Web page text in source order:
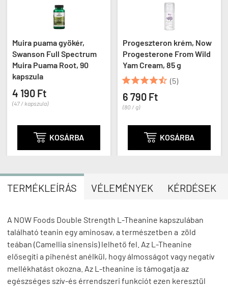
Muira puama gyökér,
Swanson Full Spectrum
Muira Puama Root, 90
kapszula
4 190 Ft
(47 / kapszula)
 KOSÁRBA
Progeszteron krém, Now
Progesterone From Wild
Yam Cream, 85 g
 (5)
6 790 Ft
(80 / g)
 KOSÁRBA
TERMÉKLEÍRÁS VÉLEMÉNYEK KÉRDÉSEK
A NOW Foods Double Strength L-Theanine kapszulában
található teanin egy aminosav, a természetben a zöld
teában (Camellia sinensis) lelhető fel. Az L-Theanine
elősegíti a pihenést anélkül, hogy álmosságot vagy negatív
mellékhatást okozna. Az L-theanine is támogatja az
egészséges szív-és érrendszeri funkciót ezen keresztül